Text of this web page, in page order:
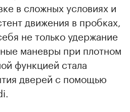
в сложных условиях и
движения в пробках,
не только удержание
маневры при плотном
функцией стала
дверей с помощью